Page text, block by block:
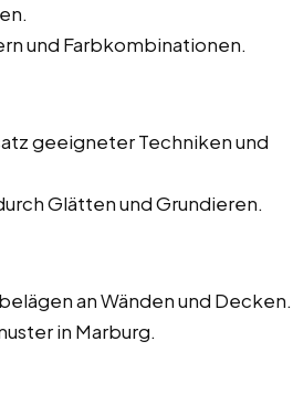
und Farbkombinationen.
geeigneter Techniken und
Glätten und Grundieren.
an Wänden und Decken.
in Marburg.